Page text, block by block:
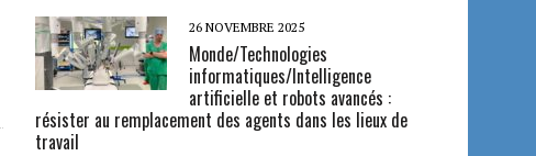
26 NOVEMBRE 2025
Monde/Technologies
informatiques/Intelligence
artificielle et robots avancés :
résister au remplacement des agents dans les lieux de
travail